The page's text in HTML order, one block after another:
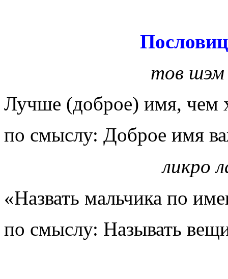
тов
Лучше (доброе) имя, чем
по смыслу: Доброе имя
ликро
«Назвать мальчика по
по смыслу: Называть